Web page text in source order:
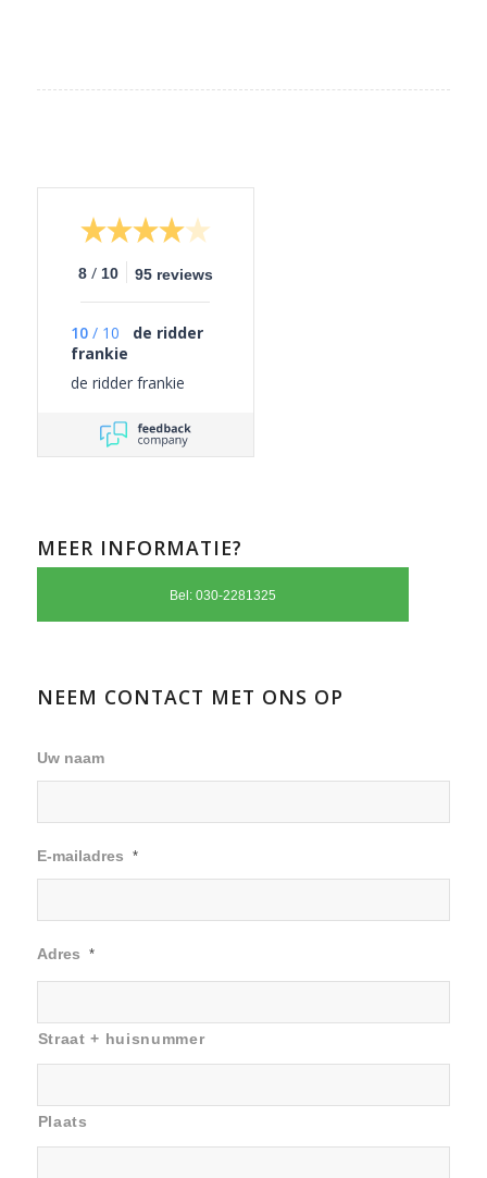
8 / 10 95 reviews
10 / 10
de ridder
frankie
de ridder frankie
MEER INFORMATIE?
Bel: 030-2281325
NEEM CONTACT MET ONS OP
Uw naam
E-mailadres *
Adres *
Straat + huisnummer
Plaats